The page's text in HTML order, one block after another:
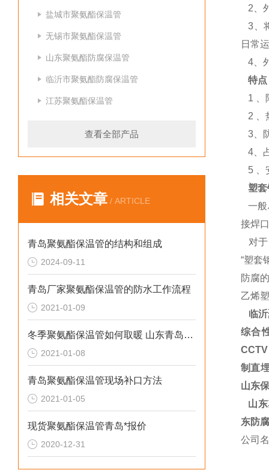
盐城市聚氨酯保温管
无锡市聚氨酯保温管
山东聚氨酯防腐保温管
临沂市聚氨酯防腐保温管
江苏聚氨酯保温管
查看全部产品
相关文章 / ARTICLE
青岛聚氨酯保温管的结构和组成
2024-09-11
青岛厂家聚氨酯保温管的防水工作流程
2021-01-09
冬季聚氨酯保温管如何取暖 山东青岛保温管厂家
2021-01-08
青岛聚氨酯保温管现场补口方法
2021-01-05
现货聚氨酯保温管青岛*报价
2020-12-31
2、
3、
日常
4、
特点
1 、
2 、
3、
4、
5 、
塑套
一般
接焊
对于
“塑套
防腐
乙烯
临沂
综合
制直
山东
山东
东防
公司